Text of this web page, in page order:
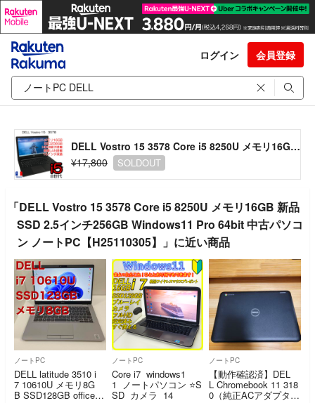
ログイン 会員登録
DELL Vostro 15 3578 Core i5 8250U メモリ16GB 新品SSD 2.5インチ256GB Windows11 Pro 64bit 中古パソコン ノートPC【H25110305】
¥17,800
SOLDOUT
「DELL Vostro 15 3578 Core i5 8250U メモリ16GB 新品
SSD 2.5インチ256GB Windows11 Pro 64bit 中古パソコ
ン ノートPC【H25110305】」に近い商品
ノートPC
DELL latitude 3510 i
7 10610U メモリ8G
B SSD128GB office20
ノートPC
Core i7 windows1
1 ノートパソコン ⭐️S
SD カメラ 14
ノートPC
【動作確認済】DEL
L Chromebook 11 318
0（純正ACアダプター